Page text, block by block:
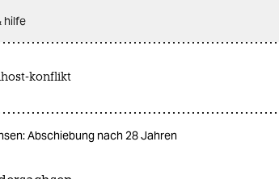
hilfe
konflikt
Abschiebung nach 28 Jahren